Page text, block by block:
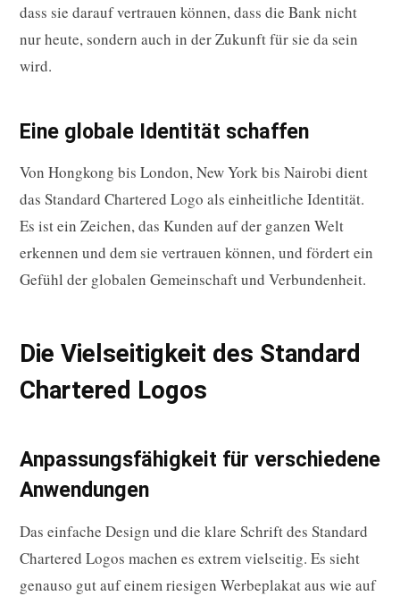
dass sie darauf vertrauen können, dass die Bank nicht
nur heute, sondern auch in der Zukunft für sie da sein
wird.
Eine globale Identität schaffen
Von Hongkong bis London, New York bis Nairobi dient
das Standard Chartered Logo als einheitliche Identität.
Es ist ein Zeichen, das Kunden auf der ganzen Welt
erkennen und dem sie vertrauen können, und fördert ein
Gefühl der globalen Gemeinschaft und Verbundenheit.
Die Vielseitigkeit des Standard
Chartered Logos
Anpassungsfähigkeit für verschiedene
Anwendungen
Das einfache Design und die klare Schrift des Standard
Chartered Logos machen es extrem vielseitig. Es sieht
genauso gut auf einem riesigen Werbeplakat aus wie auf